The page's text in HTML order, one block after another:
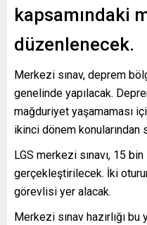
kapsamındaki
düzenlenecek.
Merkezi sınav, deprem
genelinde yapılacak.
mağduriyet yaşamaması
ikinci dönem konularından
LGS merkezi sınavı, 15
gerçekleştirilecek. İki
görevlisi yer alacak.
Merkezi sınav hazırlığı bu